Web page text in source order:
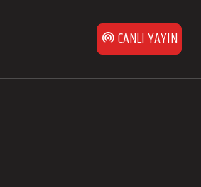
CANLI YAYIN